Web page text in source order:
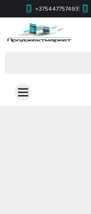
+375447757493